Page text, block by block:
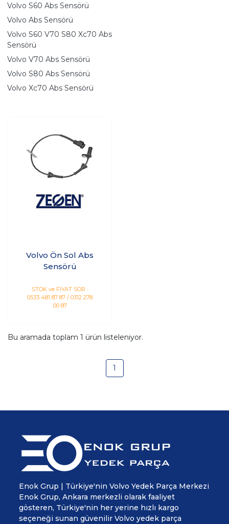
Volvo S60 Abs Sensörü
Volvo Abs Sensörü
Volvo S60 V70 S80 Xc70 Abs
Sensörü
Volvo V70 Abs Sensörü
Volvo S80 Abs Sensörü
Volvo Xc70 Abs Sensörü
Volvo Ön Sol Abs
Sensörü
STOK ve FİYAT SOR :
0533 481 87 87 / 0312 278
00 87
Bu aramada toplam 1 ürün listeleniyor.
1
Enok Grup | Türkiye'nin Volvo Yedek Parça Merkezi
Enok Grup, Ankara merkezli olarak faaliyet
gösteren, Türkiye'nin her yerine hızlı kargo
seçeneği sunan güvenilir Volvo yedek parça